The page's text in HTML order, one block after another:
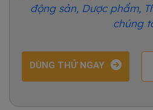
động sản, Dược phẩm,
chúng
DÙNG THỬ NGAY